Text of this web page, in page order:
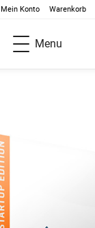
Mein Konto Warenkorb
Menu